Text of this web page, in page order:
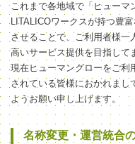
これまで各地域で「ヒューマ
LITALICOワークスが持つ豊
させることで、ご利用者様一
高いサービス提供を目指して
現在ヒューマングローをご利
されている皆様におかれまし
ようお願い申し上げます。
名称変更・運営統合